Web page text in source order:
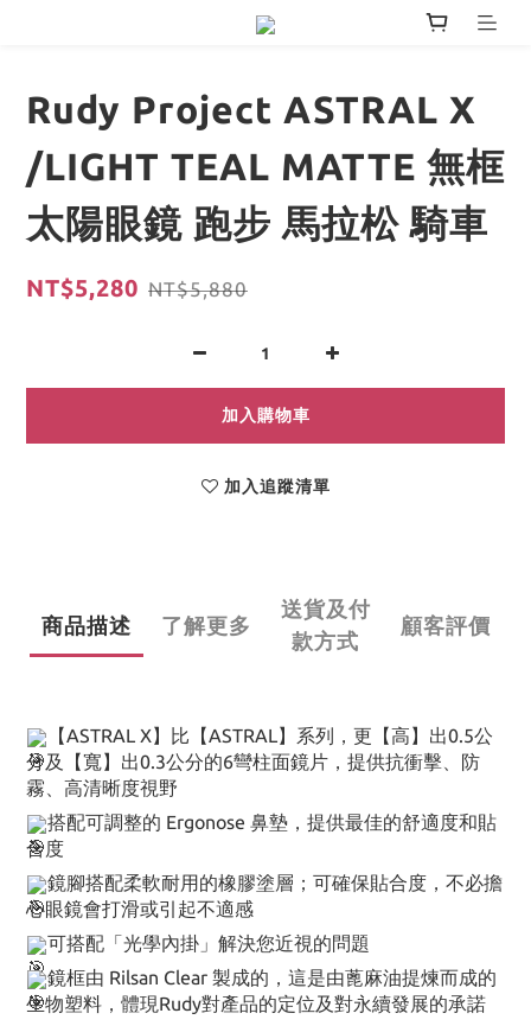
Rudy Project ASTRAL X
/LIGHT TEAL MATTE 無框
太陽眼鏡 跑步 馬拉松 騎車
NT$5,280 NT$5,880
加入購物車
加入追蹤清單
商品描述 了解更多
送貨及付
款方式
顧客評價
【ASTRAL X】比【ASTRAL】系列，更【高】出0.5公
分及【寬】出0.3公分的6彎柱面鏡片，提供抗衝擊、防
霧、高清晰度視野
搭配可調整的 Ergonose 鼻墊，提供最佳的舒適度和貼
合度
鏡腳搭配柔軟耐用的橡膠塗層；可確保貼合度，不必擔
心眼鏡會打滑或引起不適感
可搭配「光學內掛」解決您近視的問題
鏡框由 Rilsan Clear 製成的，這是由蓖麻油提煉而成的
生物塑料，體現Rudy對產品的定位及對永續發展的承諾